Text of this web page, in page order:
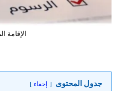
الإقامة
جدول المحتوى إخفاء